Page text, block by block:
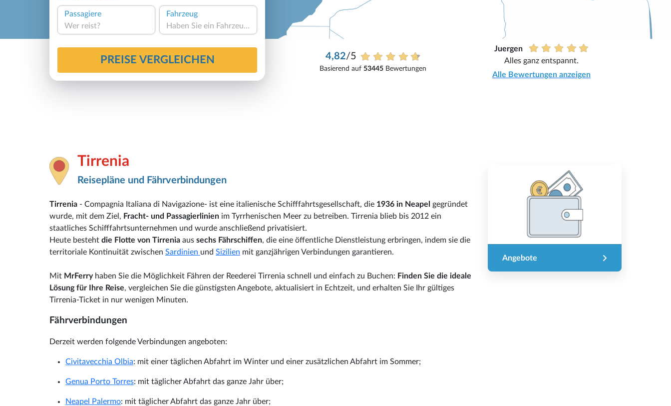
Passagiere
Wer reist?
Fahrzeug
Haben Sie ein Fahrzeug?
PREISE VERGLEICHEN 4,82/5
Basierend auf53445 Bewertungen
Juergen
Alles ganz entspannt.
Alle Bewertungen anzeigen
Tirrenia
Reisepläne und Fährverbindungen
Tirrenia - Compagnia Italiana di Navigazione- ist eine italienische Schifffahrtsgesellschaft, die 1936 in Neapel
gegründet
wurde, mit dem Ziel, Fracht- und Passagierlinien im Tyrrhenischen Meer zu betreiben. Tirrenia blieb bis 2012 ein
staatliches Schifffahrtsunternehmen und wurde anschließend privatisiert.
Heute besteht die Flotte von Tirrenia aus sechs Fährschiffen, die eine öffentliche Dienstleistung erbringen, indem sie die
territoriale Kontinuität zwischen Sardinien und Sizilien mit ganzjährigen Verbindungen garantieren.
Mit MrFerry haben Sie die Möglichkeit Fähren der Reederei Tirrenia schnell und einfach zu Buchen: Finden Sie die ideale
Lösung für Ihre Reise, vergleichen Sie die günstigsten Angebote, aktualisiert in Echtzeit, und erhalten Sie Ihr gültiges
Tirrenia-Ticket in nur wenigen Minuten.
Fährverbindungen
Derzeit werden folgende Verbindungen angeboten:
Civitavecchia Olbia: mit einer täglichen Abfahrt im Winter und einer zusätzlichen Abfahrt im Sommer;
Genua Porto Torres: mit täglicher Abfahrt das ganze Jahr über;
Neapel Palermo: mit täglicher Abfahrt das ganze Jahr über;
Angebote